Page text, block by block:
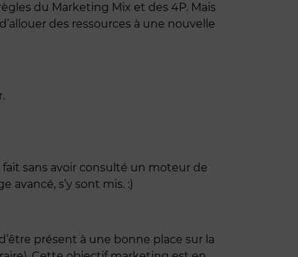
du Marketing Mix et des 4P. Mais
des ressources à une nouvelle
fait sans avoir consulté un moteur de
avancé, s’y sont mis. :)
présent à une bonne place sur la